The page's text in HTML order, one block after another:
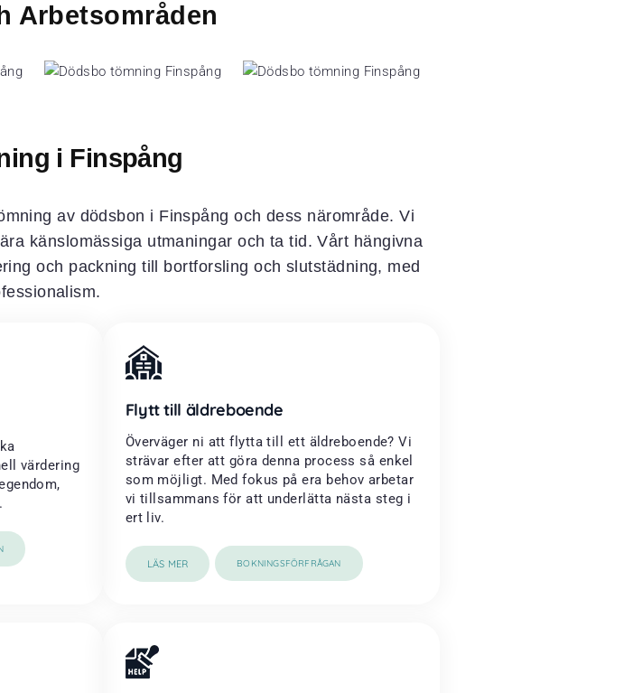
Arbetsområden
i Finspång
av dödsbon i Finspång och dess närområde. Vi
känslomässiga utmaningar och ta tid. Vårt hängivna
och packning till bortforsling och slutstädning, med
värdering
Flytt till äldreboende
Överväger ni att flytta till ett äldreboende? Vi
strävar efter att göra denna process så enkel
som möjligt. Med fokus på era behov arbetar
vi tillsammans för att underlätta nästa steg i
ert liv.
LÄS MER BOKNINGSFÖRFRÅGAN